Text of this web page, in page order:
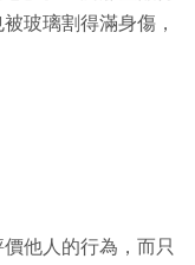
玻璃割得滿身傷，
他人的行為，而只